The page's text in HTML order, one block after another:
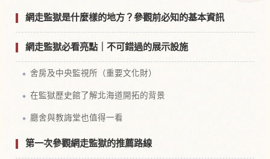
網走監獄是什麼樣的地方？參觀前必知的基本資訊
網走監獄必看亮點｜不可錯過的展示設施
舍房及中央監視所（重要文化財）
在監獄歷史館了解北海道開拓的背景
廳舍與教誨堂也值得一看
第一次參觀網走監獄的推薦路線